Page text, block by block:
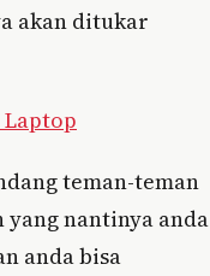
akan ditukar
Laptop
teman-teman
yang nantinya anda
anda bisa